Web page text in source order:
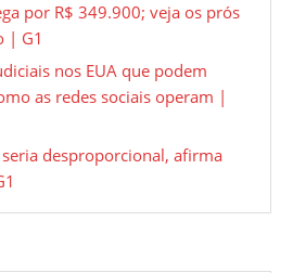
por R$ 349.900; veja os prós
| G1
nos EUA que podem
as redes sociais operam |
seria desproporcional, afirma